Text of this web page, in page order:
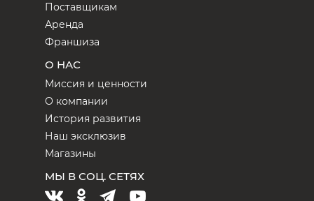
Поставщикам
Аренда
Франшиза
О НАС
Миссия и ценности
О компании
История развития
Наш эксклюзив
Магазины
МЫ В СОЦ. СЕТЯХ